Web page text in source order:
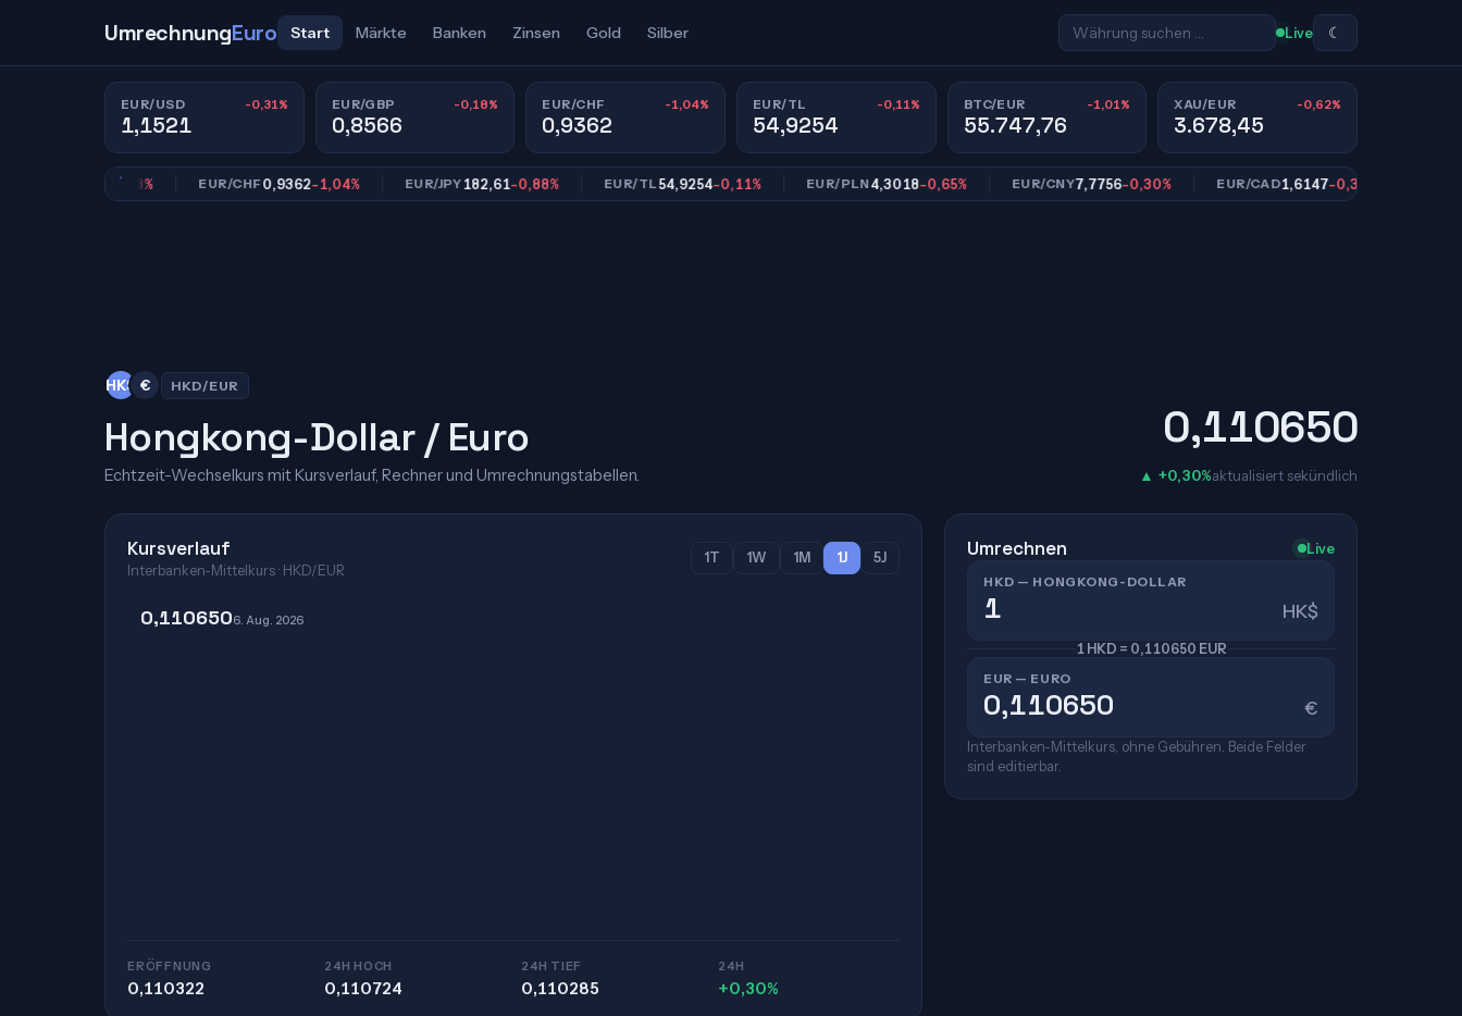
UmrechnungEuro Start Märkte Banken Zinsen Gold Silber Live ☾
EUR/USD -0,31%
1,1521
EUR/GBP -0,18%
0,8566
EUR/CHF -1,04%
0,9362
EUR/TL -0,11%
54,9254
BTC/EUR -1,01%
55.747,76
XAU/EUR -0,62%
3.678,45
EUR/CHF0,9362-1,04% EUR/JPY 182,61-0,88% EUR/TL54,9254-0,11% EUR/PLN4,3018-0,65% EUR/CNY7,7756-0,30% EUR/CAD1,6147-0,35%
HK$ € HKD/EUR
Hongkong-Dollar / Euro
Echtzeit-Wechselkurs mit Kursverlauf, Rechner und Umrechnungstabellen.
0,110650
▲ +0,30%aktualisiert sekündlich
Kursverlauf
Interbanken-Mittelkurs · HKD/EUR
1T 1W 1M 1J 5J
0,1106506. Aug. 2026
ERÖFFNUNG
0,110322
24H HOCH
0,110724
24H TIEF
0,110285
24H
+0,30%
Umrechnen Live
HKD — HONGKONG-DOLLAR
HK$
1 HKD = 0,110650 EUR
EUR — EURO
€
Interbanken-Mittelkurs, ohne Gebühren. Beide Felder
sind editierbar.